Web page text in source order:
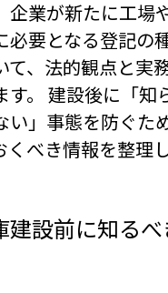
企業が新たに工場
要となる登記の
て、法的観点と実
す。 建設後に「知
い」事態を防ぐた
くべき情報を整理
建設前に知る